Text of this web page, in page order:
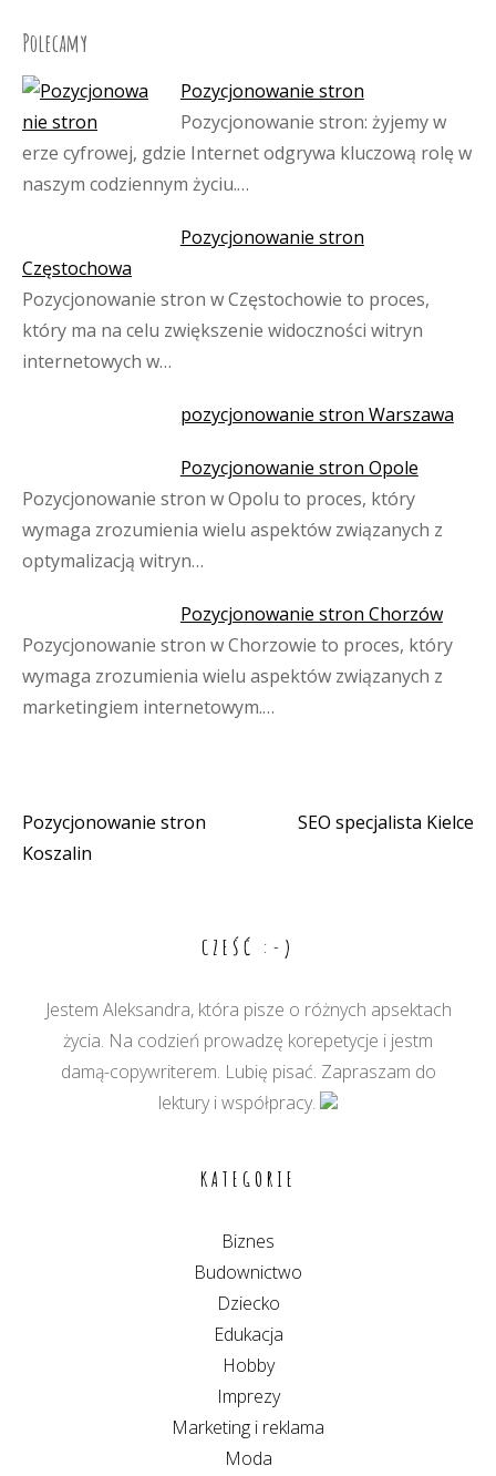
Polecamy
Pozycjonowanie stron
Pozycjonowanie stron: żyjemy w
erze cyfrowej, gdzie Internet odgrywa kluczową rolę w
naszym codziennym życiu.…
Pozycjonowanie stron
Częstochowa
Pozycjonowanie stron w Częstochowie to proces,
który ma na celu zwiększenie widoczności witryn
internetowych w…
pozycjonowanie stron Warszawa
Pozycjonowanie stron Opole
Pozycjonowanie stron w Opolu to proces, który
wymaga zrozumienia wielu aspektów związanych z
optymalizacją witryn…
Pozycjonowanie stron Chorzów
Pozycjonowanie stron w Chorzowie to proces, który
wymaga zrozumienia wielu aspektów związanych z
marketingiem internetowym.…
Nawigacja
Pozycjonowanie stron
Koszalin
SEO specjalista Kielce
CZEŚĆ :-)
Jestem Aleksandra, która pisze o różnych apsektach
życia. Na codzień prowadzę korepetycje i jestm
damą-copywriterem. Lubię pisać. Zapraszam do
lektury i współpracy.
KATEGORIE
Biznes
Budownictwo
Dziecko
Edukacja
Hobby
Imprezy
Marketing i reklama
Moda